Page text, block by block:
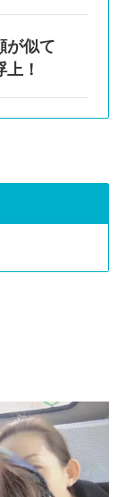
が似て
！